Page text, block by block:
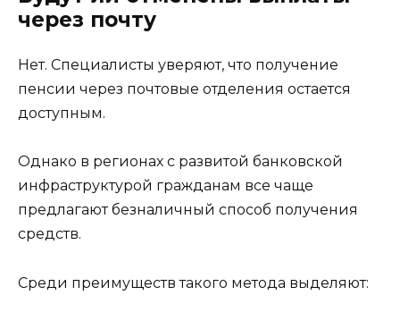
через почту
Нет. Специалисты уверяют, что получение
пенсии через почтовые отделения остается
доступным.
Однако в регионах с развитой банковской
инфраструктурой гражданам все чаще
предлагают безналичный способ получения
средств.
Среди преимуществ такого метода выделяют: